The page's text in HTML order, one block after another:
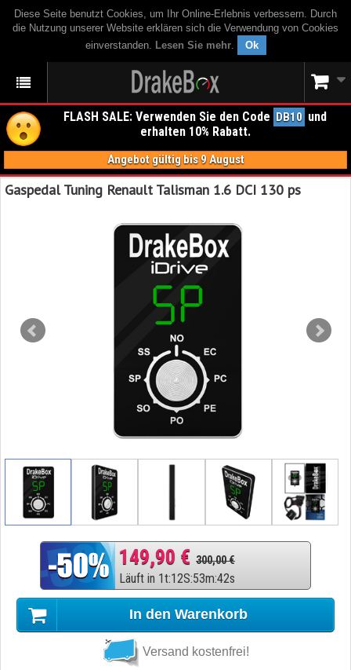
Diese Seite benutzt Cookies, um Ihr Online-Erlebnis verbessern. Durch
die Nutzung unserer Website erklären sich die Verwendung von Cookies
einverstanden. Lesen Sie mehr. Ok
FLASH SALE: Verwenden Sie den Code DB10 und
erhalten 10% Rabatt.
Angebot gültig bis 9 August
Gaspedal Tuning Renault Talisman 1.6 DCI 130 ps
149,90 € 300,00 €
Läuft in 1t:12S:53m:41s
In den Warenkorb
Versand kostenfrei!